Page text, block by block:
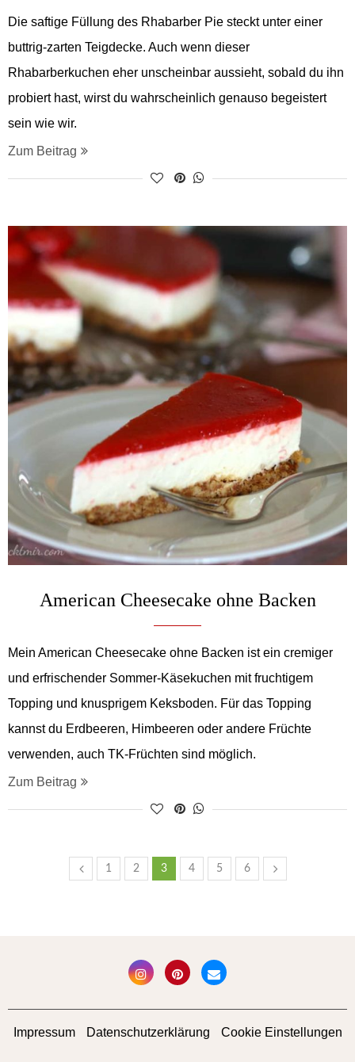
Die saftige Füllung des Rhabarber Pie steckt unter einer
buttrig-zarten Teigdecke. Auch wenn dieser
Rhabarberkuchen eher unscheinbar aussieht, sobald du ihn
probiert hast, wirst du wahrscheinlich genauso begeistert
sein wie wir.
Zum Beitrag
American Cheesecake ohne Backen
Mein American Cheesecake ohne Backen ist ein cremiger
und erfrischender Sommer-Käsekuchen mit fruchtigem
Topping und knusprigem Keksboden. Für das Topping
kannst du Erdbeeren, Himbeeren oder andere Früchte
verwenden, auch TK-Früchten sind möglich.
Zum Beitrag
1 2 3 4 5 6
Impressum Datenschutzerklärung Cookie Einstellungen